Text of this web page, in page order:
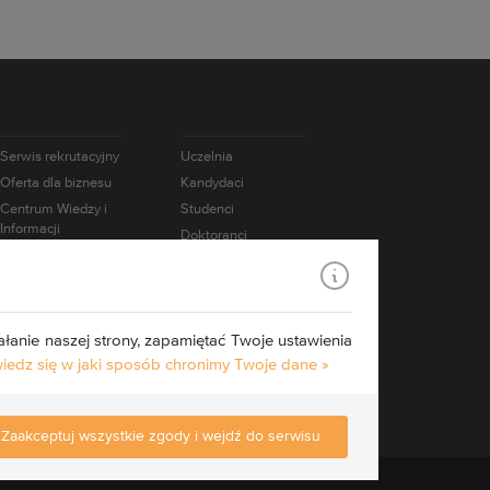
Serwis rekrutacyjny
Oferta dla biznesu
Centrum Wiedzy i
Informacji
międzynarodowa
Konsorcjum IATI
Edukacja.CL
Uczelnia
Kandydaci
Studenci
Doktoranci
Badania
Media
naszej strony, zapamiętać Twoje ustawienia
się w jaki sposób chronimy Twoje dane »
Zaakceptuj wszystkie zgody i wejdź do serwisu